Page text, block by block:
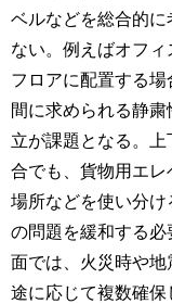
ベルなどを総合的
ない。例えばオフ
フロアに配置する
間に求められる静
立が課題となる。
合でも、貨物用エ
場所などを使い分
の問題を緩和する
面では、火災時や地
途に応じて複数確